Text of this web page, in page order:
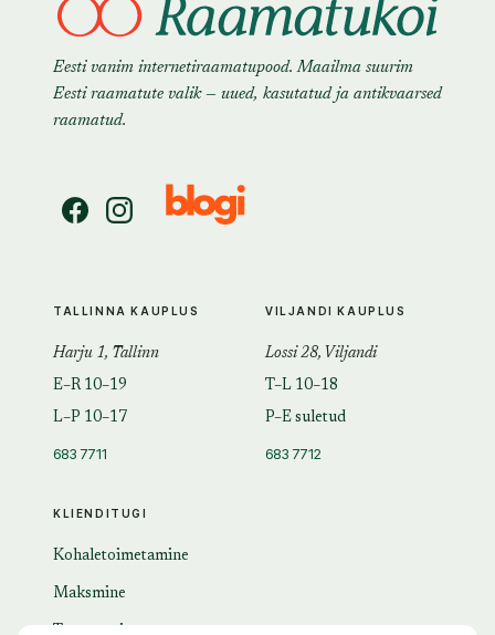
Eesti vanim internetiraamatupood. Maailma suurim
Eesti raamatute valik — uued, kasutatud ja antikvaarsed
raamatud.
KLIENDITUGI
Kohaletoimetamine
Maksmine
TALLINNA KAUPLUS
Harju 1, Tallinn
E–R 10–19
L–P 10–17
683 7711
VILJANDI KAUPLUS
Lossi 28, Viljandi
T–L 10–18
P–E suletud
683 7712